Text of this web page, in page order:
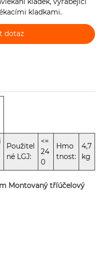
kladkami.
dotaz
Použitel
né LGJ:
<=
24
0
Hmo
tnost:
4,7
kg
Montovaný tříúčelový